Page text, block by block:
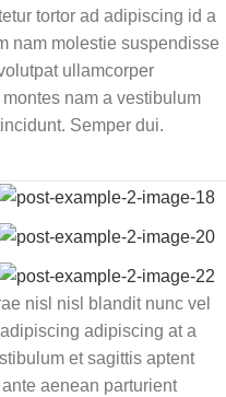
tortor ad adipiscing id a
nam molestie suspendisse
ullamcorper
nam a vestibulum
Semper dui.
nisl nisl blandit nunc vel
adipiscing at a
et sagittis aptent
aenean parturient